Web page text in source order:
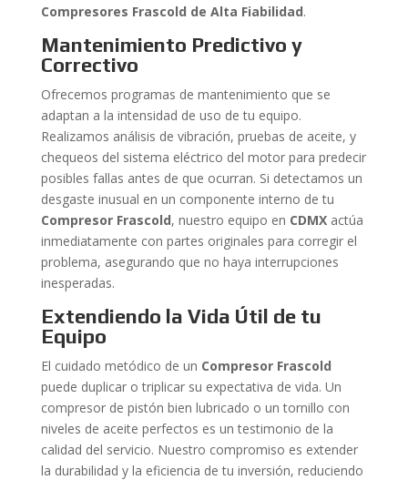
Compresores Frascold de Alta Fiabilidad.
Mantenimiento Predictivo y
Correctivo
Ofrecemos programas de mantenimiento que se
adaptan a la intensidad de uso de tu equipo.
Realizamos análisis de vibración, pruebas de aceite, y
chequeos del sistema eléctrico del motor para predecir
posibles fallas antes de que ocurran. Si detectamos un
desgaste inusual en un componente interno de tu
Compresor Frascold, nuestro equipo en CDMXactúa
inmediatamente con partes originales para corregir el
problema, asegurando que no haya interrupciones
inesperadas.
Extendiendo la Vida Útil de tu
Equipo
El cuidado metódico de un Compresor Frascold
puede duplicar o triplicar su expectativa de vida. Un
compresor de pistón bien lubricado o un tornillo con
niveles de aceite perfectos es un testimonio de la
calidad del servicio. Nuestro compromiso es extender
la durabilidad y la eficiencia de tu inversión, reduciendo